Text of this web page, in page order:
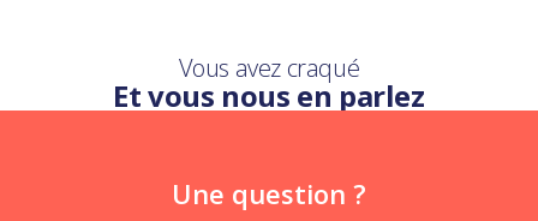
Vous avez craqué
Et vous nous en parlez
Une question ?